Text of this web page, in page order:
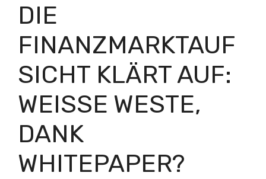
DIE
FINANZMARKTAUF
SICHT KLÄRT AUF:
WEISSE WESTE, D
ANK W
HITEPAPER?